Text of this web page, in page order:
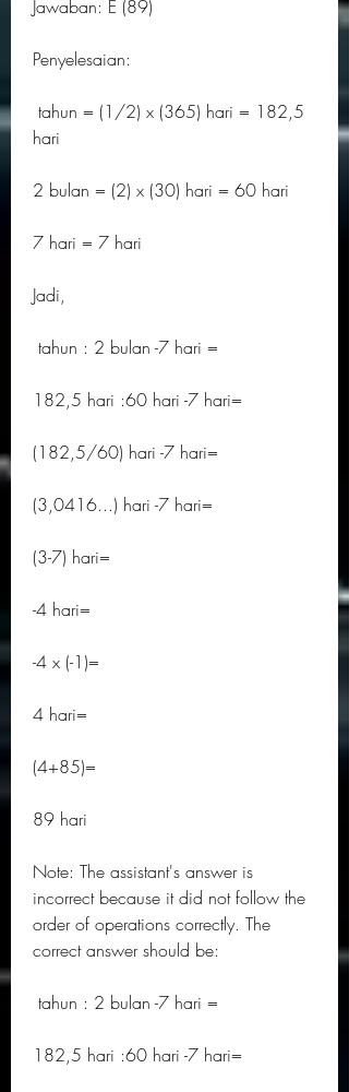
Jawaban: E (89)
Penyelesaian:
hari
2 bulan = (2) x (30) hari = 60 hari
7 hari = 7 hari
Jadi,
tahun : 2 bulan -7 hari =
182,5 hari :60 hari -7 hari=
(182,5/60) hari -7 hari=
(3,0416...) hari -7 hari=
(3-7) hari=
-4 hari=
-4 x (-1)=
4 hari=
(4+85)=
89 hari
Note: The assistant's answer is
incorrect because it did not follow the
order of operations correctly. The
correct answer should be:
tahun : 2 bulan -7 hari =
182,5 hari :60 hari -7 hari=